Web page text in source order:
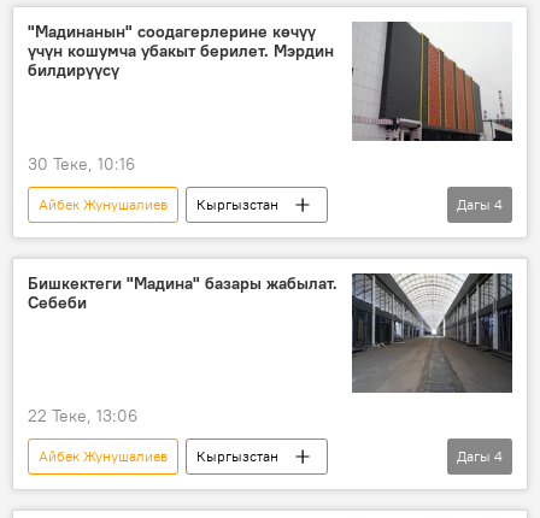
текшерүү
эскертүү
"Мадинанын" соодагерлерине көчүү
үчүн кошумча убакыт берилет. Мэрдин
билдирүүсү
30 Теке, 10:16
Айбек Жунушалиев
Кыргызстан
Бишкек
Мадина базары
мэр
базар
нааразычылык
Дагы 4
Бишкектеги "Мадина" базары жабылат.
Себеби
22 Теке, 13:06
Айбек Жунушалиев
Кыргызстан
Бишкек
Мадина базары
соодагер
Дагы 4